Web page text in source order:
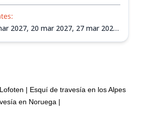
de Lyngen.
2027, 20 mar 2027, 27 mar 2027,
| Esquí de travesía en los Alpes
en Noruega |